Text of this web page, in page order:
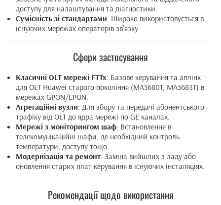
доступу для налаштування та діагностики.
Сумісність зі стандартами: Широко використовується в
існуючих мережах операторів зв'язку.
Сфери застосування
Класичні OLT мережі FTTx: Базове керування та аплінк
для OLT Huawei старого покоління (MA5680T, MA5683T) в
мережах GPON/EPON.
Агрегаційні вузли: Для збору та передачі абонентського
трафіку від OLT до ядра мережі по GE каналах.
Мережі з моніторингом шаф: Встановлення в
телекомунікаційні шафи, де необхідний контроль
температури, доступу тощо.
Модернізація та ремонт: Заміна вийшлих з ладу або
оновлення старих плат керування в існуючих інсталяціях.
Рекомендації щодо використання